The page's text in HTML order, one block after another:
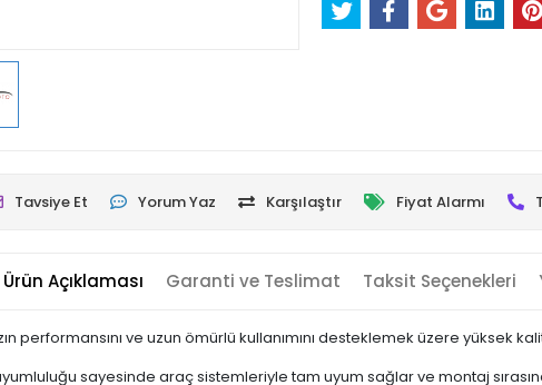
Tavsiye Et Yorum Yaz Karşılaştır Fiyat Alarmı
Ürün Açıklaması Garanti ve Teslimat Taksit Seçenekleri
performansını ve uzun ömürlü kullanımını desteklemek üzere yüksek
sayesinde araç sistemleriyle tam uyum sağlar ve montaj